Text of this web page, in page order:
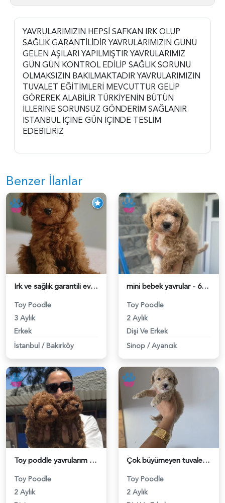
YAVRULARIMIZIN HEPSİ SAFKAN IRK OLUP
SAĞLIK GARANTİLİDİR YAVRULARIMIZIN GÜNÜ
GELEN AŞILARI YAPILMIŞTIR YAVRULARIMIZ
GÜN GÜN KONTROL EDİLİP SAĞLIK SORUNU
OLMAKSIZIN BAKILMAKTADIR YAVRULARIMIZIN
TUVALET EĞİTİMLERİ MEVCUTTUR GELİP
GÖREREK ALABİLİR TÜRKİYENİN BÜTÜN
İLLERİNE SORUNSUZ GÖNDERİM SAĞLANIR
İSTANBUL İÇİNE GÜN İÇİNDE TESLİM
EDEBİLİRİZ
Benzer İlanlar
Irk ve sağlık garantili ev doğumlu Toy Poodle baba sahibi KDF kayıtlıdır - 6015
Toy Poodle
3 Aylık
Erkek
İstanbul /Bakırköy
mini bebek yavrular - 6315
Toy Poodle
2 Aylık
Dişi Ve Erkek
Sinop /Ayancık
Toy poddle yavrularım sağlık ve ırk garantilidir - 6230
Toy Poodle
2 Aylık
Çok büyümeyen tuvalet eğitimli minnaklarım - 6246
Toy Poodle
2 Aylık